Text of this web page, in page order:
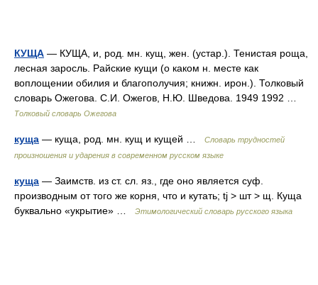
КУЩА — КУЩА, и, род. мн. кущ, жен. (устар.). Тенистая роща,
лесная заросль. Райские кущи (о каком н. месте как
воплощении обилия и благополучия; книжн. ирон.). Толковый
словарь Ожегова. С.И. Ожегов, Н.Ю. Шведова. 1949 1992 …
Толковый словарь Ожегова
куща — куща, род. мн. кущ и кущей …
Словарь трудностей
произношения и ударения в современном русском языке
куща — Заимств. из ст. сл. яз., где оно является суф.
производным от того же корня, что и кутать; tj > шт > щ. Куща
буквально «укрытие» …
Этимологический словарь русского языка